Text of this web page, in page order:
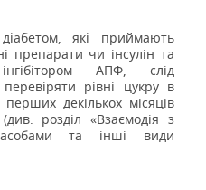
які приймають
препарати чи інсулін та
АПФ, слід
рівні цукру в
декількох місяців
розділ «Взаємодія з
та інші види